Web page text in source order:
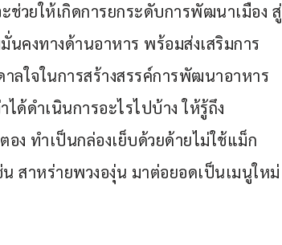
วยให้เกิดการยกระดับการพัฒนาเมือง สู่
คงทางด้านอาหาร พร้อมส่งเสริมการ
ใจในการสร้างสรรค์การพัฒนาอาหาร
ด้ดำเนินการอะไรไปบ้าง ให้รู้ถึง
ง ทำเป็นกล่องเย็บด้วยด้ายไม่ใช้แม็ก
สาหร่ายพวงองุ่น มาต่อยอดเป็นเมนูใหม่